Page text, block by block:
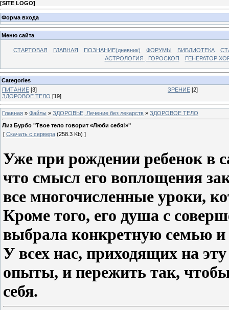
[SITE LOGO]
Форма входа
Меню сайта
СТАРТОВАЯ ГЛАВНАЯ ПОЗНАНИЕ(дневник) ФОРУМЫ БИБЛИОТЕКА
АСТРОЛОГИЯ , ГОРОСКОП
ГЕНЕРАТОР
Categories
ПИТАНИЕ [3] ЗРЕНИЕ [2]
ЗДОРОВОЕ ТЕЛО [19]
Главная » Файлы » ЗДОРОВЬЕ, Лечение без лекарств » ЗДОРОВОЕ ТЕЛО
Лиз Бурбо "Твое тело говорит «Люби себя!»"
[ Скачать с сервера (258.3 Kb) ]
Уже при рождении ребенок в
что смысл его воплощения
все многочисленные уроки,
Кроме того, его душа с
выбрала конкретную семью и
У всех нас, приходящих на
опыты, и пережить так,
себя.